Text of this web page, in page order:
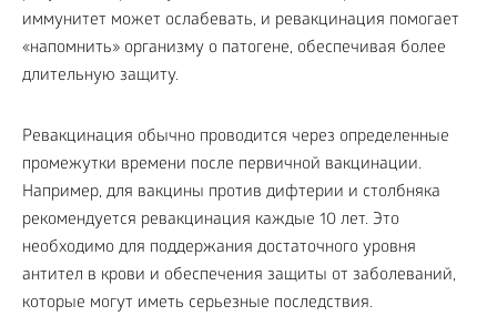
иммунитет может ослабевать, и ревакцинация помогает
«напомнить» организму о патогене, обеспечивая более
длительную защиту.
Ревакцинация обычно проводится через определенные
промежутки времени после первичной вакцинации.
Например, для вакцины против дифтерии и столбняка
рекомендуется ревакцинация каждые 10 лет. Это
необходимо для поддержания достаточного уровня
антител в крови и обеспечения защиты от заболеваний,
которые могут иметь серьезные последствия.